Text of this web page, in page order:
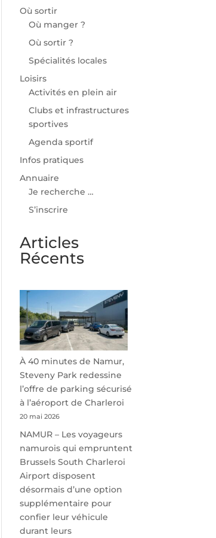
Où sortir
Où manger ?
Où sortir ?
Spécialités locales
Loisirs
Activités en plein air
Clubs et infrastructures
sportives
Agenda sportif
Infos pratiques
Annuaire
Je recherche …
S’inscrire
Articles
Récents
À 40 minutes de Namur,
Steveny Park redessine
l’offre de parking sécurisé
à l’aéroport de Charleroi
20 mai 2026
NAMUR – Les voyageurs
namurois qui empruntent
Brussels South Charleroi
Airport disposent
désormais d’une option
supplémentaire pour
confier leur véhicule
durant leurs